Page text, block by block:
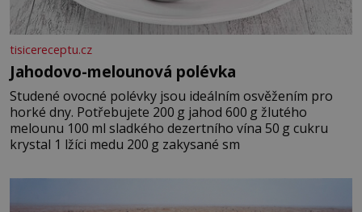
tisicereceptu.cz
Jahodovo-melounová polévka
Studené ovocné polévky jsou ideálním osvěžením pro
horké dny. Potřebujete 200 g jahod 600 g žlutého
melounu 100 ml sladkého dezertního vína 50 g cukru
krystal 1 lžíci medu 200 g zakysané sm